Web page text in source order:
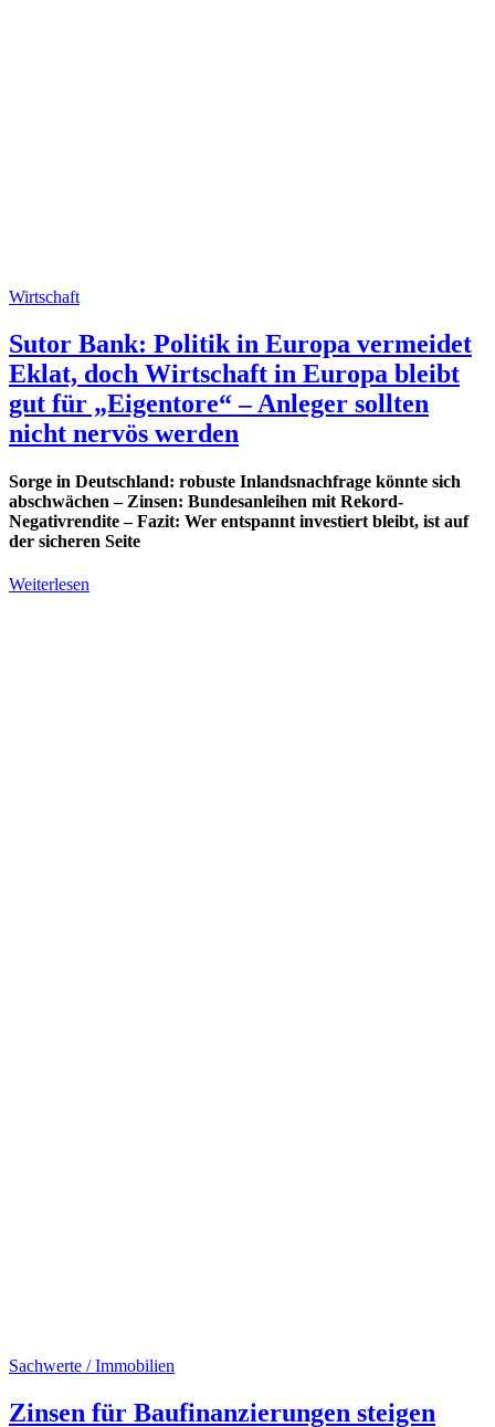
Wirtschaft
Sutor Bank: Politik in Europa vermeidet
Eklat, doch Wirtschaft in Europa bleibt
gut für „Eigentore“ – Anleger sollten
nicht nervös werden
Sorge in Deutschland: robuste Inlandsnachfrage könnte sich
abschwächen – Zinsen: Bundesanleihen mit Rekord-
Negativrendite – Fazit: Wer entspannt investiert bleibt, ist auf
der sicheren Seite
Weiterlesen
Sachwerte / Immobilien
Zinsen für Baufinanzierungen steigen